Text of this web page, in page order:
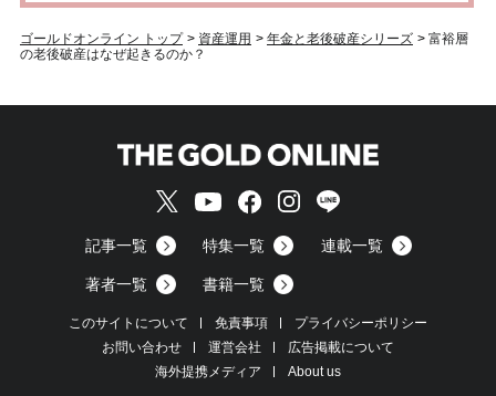
ゴールドオンライン トップ > 資産運用 > 年金と老後破産シリーズ > 富裕層
の老後破産はなぜ起きるのか？
記事一覧 特集一覧 連載一覧
著者一覧 書籍一覧
このサイトについて 免責事項
プライバシーポリシー
お問い合わせ
運営会社
広告掲載について
海外提携メディア
About us